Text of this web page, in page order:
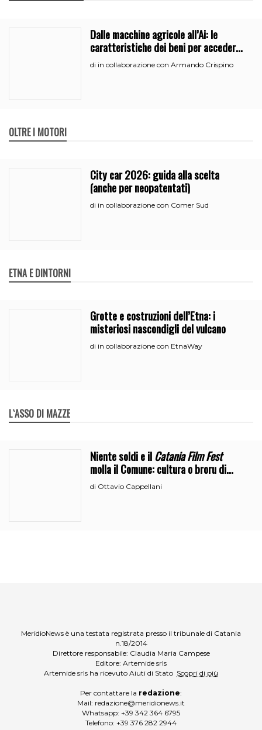
Dalle macchine agricole all’Ai: le
caratteristiche dei beni per accedere
all’iperammortamento
di in collaborazione con Armando Crispino
OLTRE I MOTORI
City car 2026: guida alla scelta
(anche per neopatentati)
di in collaborazione con Comer Sud
ETNA E DINTORNI
Grotte e costruzioni dell’Etna: i
misteriosi nascondigli del vulcano
di in collaborazione con EtnaWay
L`ASSO DI MAZZE
Niente soldi e ilCatania Film Fest
molla il Comune: cultura o broru di
ciciri?
di Ottavio Cappellani
MeridioNews è una testata registrata presso il tribunale di Catania
n.18/2014
Direttore responsabile: Claudia Maria Campese
Editore: Artemide srls
Artemide srls ha ricevuto Aiuti di Stato Scopri di più
Per contattare la redazione:
Mail: redazione@meridionews.it
Whatsapp: +39 342 364 6795
Telefono: +39 376 282 2944